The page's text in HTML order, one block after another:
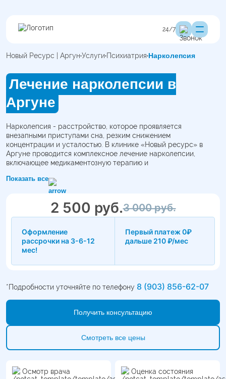
24/7
Новый Ресурс | Аргун Услуги Психиатрия Нарколепсия
Лечение нарколепсии в
Аргуне
Нарколепсия - расстройство, которое проявляется
внезапными приступами сна, резким снижением
концентрации и усталостью. В клинике «Новый ресурс» в
Аргуне проводится комплексное лечение нарколепсии,
включающее медикаментозную терапию и
снизить частоту приступов и улучшить качество жизни
Показать все
3 000 руб.
2 500 руб.
Оформление
рассрочки на 3-6-12
мес!
Первый платеж 0₽
дальше 210 ₽/мес
*Подробности уточняйте по телефону 8 (903) 856-62-07
Получить консультацию
Смотреть все цены
Осмотр врача Оценка состояния